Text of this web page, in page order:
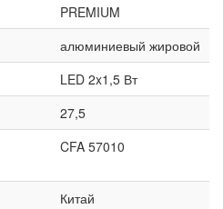
PREMIUM
алюминиевый жировой
LED 2x1,5 Вт
27,5
CFA 57010
Китай